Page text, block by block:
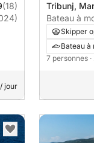
(18)
/ jour
Tribunj,
Bateau à
Skipper
Bateau à
7 personnes